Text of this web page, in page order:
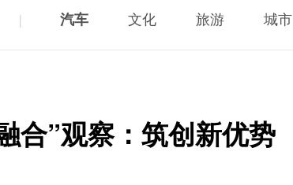
| 汽车 文化 旅游 城市
合”观察：筑创新优势